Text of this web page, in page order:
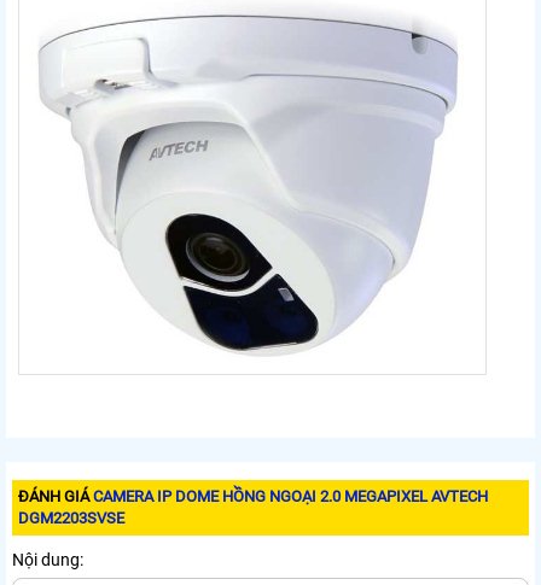
ĐÁNH GIÁCAMERA IP DOME HỒNG NGOẠI 2.0 MEGAPIXEL AVTECH
DGM2203SVSE
Nội dung: